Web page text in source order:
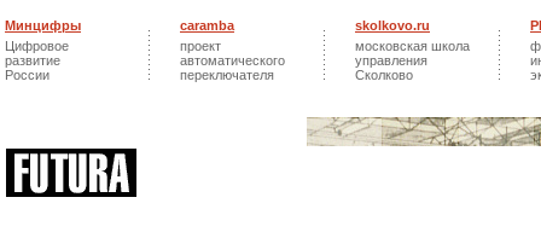
Минцифры
Цифровое
развитие
России
caramba
проект
автоматического
переключателя
skolkovo.ru
московская школа
управления
Сколково